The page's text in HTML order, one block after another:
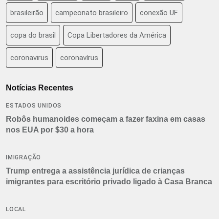
brasileirão campeonato brasileiro conexão UF
copa do brasil Copa Libertadores da América
coronavirus coronavírus
Notícias Recentes
ESTADOS UNIDOS
Robôs humanoides começam a fazer faxina em casas
nos EUA por $30 a hora
IMIGRAÇÃO
Trump entrega a assistência jurídica de crianças
imigrantes para escritório privado ligado à Casa Branca
LOCAL